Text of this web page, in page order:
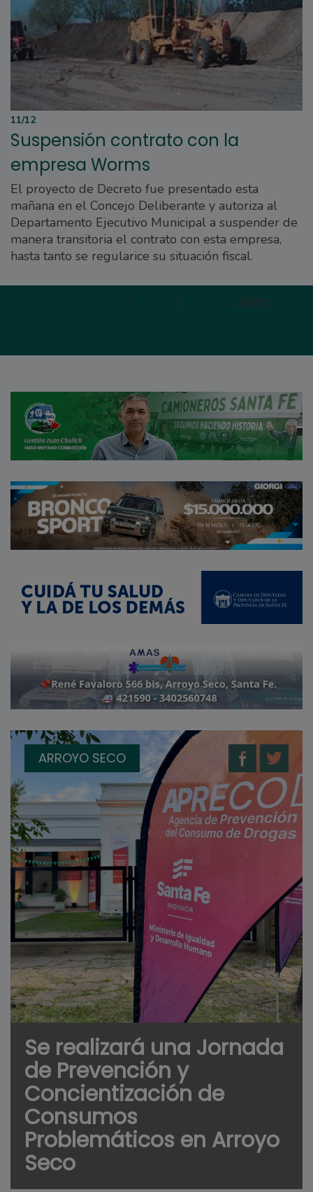
11/12
Suspensión contrato con la
empresa Worms
El proyecto de Decreto fue presentado esta
mañana en el Concejo Deliberante y autoriza al
Departamento Ejecutivo Municipal a suspender de
manera transitoria el contrato con esta empresa,
hasta tanto se regularice su situación fiscal.
| | | | 3841 |
ARROYO SECO
Se realizará una Jornada
de Prevención y
Concientización de
Consumos
Problemáticos en Arroyo
Seco